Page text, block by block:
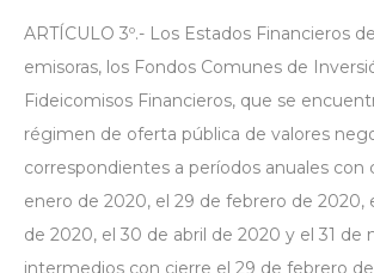
ARTÍCULO 3º.- Los Estados Financieros
emisoras, los Fondos Comunes de
Fideicomisos Financieros, que se
régimen de oferta pública de valores
correspondientes a períodos anuales con
enero de 2020, el 29 de febrero de 2020,
de 2020, el 30 de abril de 2020 y el 31 de
intermedios con cierre el 29 de febrero